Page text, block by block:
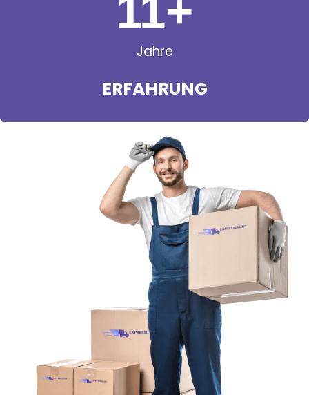
Jahre
ERFAHRUNG
11+